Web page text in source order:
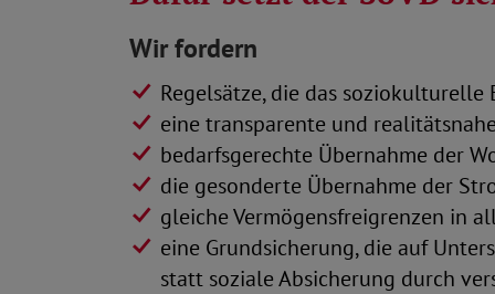
Wir fordern
Regelsätze, die das
eine transparente und
bedarfsgerechte Übernahme der
die gesonderte Übernahme der
gleiche Vermögensfreigrenzen in
eine Grundsicherung, die auf
statt soziale Absicherung durch